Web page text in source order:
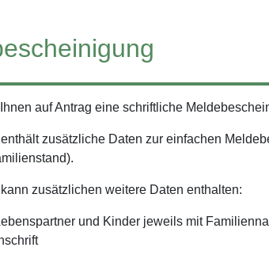
auf Antrag eine schriftliche
zusätzliche Daten zur einfachen
zusätzlichen weitere Daten enthalten:
und Kinder jeweils mit